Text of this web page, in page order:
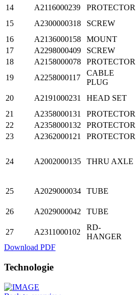
14
A2116000239 PROTECTOR
15
A2300000318 SCREW
16
A2136000158 MOUNT
17
A2298000409 SCREW
18
A2158000078 PROTECTOR
19
A2258000117
CABLE
PLUG
20 A2191000231 HEAD SET
21
A2358000131 PROTECTOR
22
A2358000132 PROTECTOR
23
A2362000121 PROTECTOR
24 A2002000135 THRU AXLE
25 A2029000034 TUBE
26 A2029000042 TUBE
27 A2311000102
RD-
HANGER
Download PDF
Technologie